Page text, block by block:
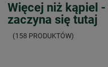
Więcej niż kąpiel
zaczyna się tutaj
(158 PRODUKTÓW)